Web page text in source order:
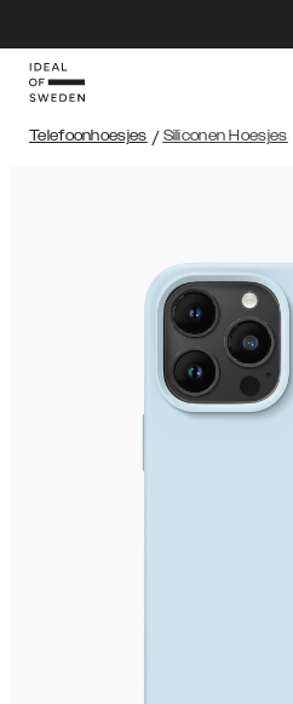
Telefoonhoesjes / Siliconen Hoesjes